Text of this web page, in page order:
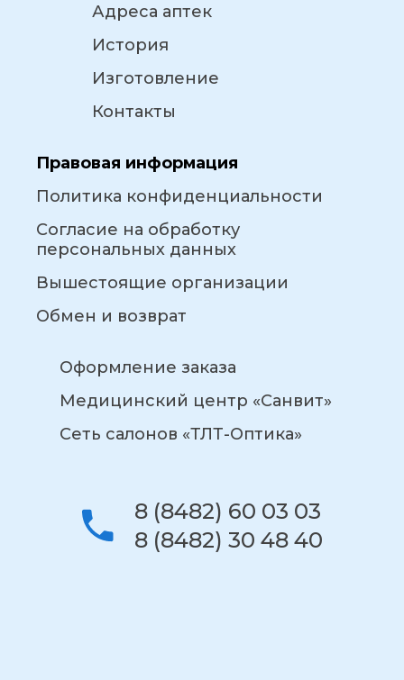
Адреса аптек
История
Изготовление
Контакты
Правовая информация
Политика конфиденциальности
Согласие на обработку
персональных данных
Вышестоящие организации
Обмен и возврат
Оформление заказа
Медицинский центр «Санвит»
Сеть салонов «ТЛТ-Оптика»
8 (8482) 60 03 03
8 (8482) 30 48 40